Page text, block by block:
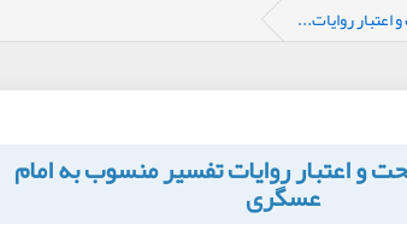
روایات...
و اعتبار روایات تفسیر منسوب به امام
عسگری